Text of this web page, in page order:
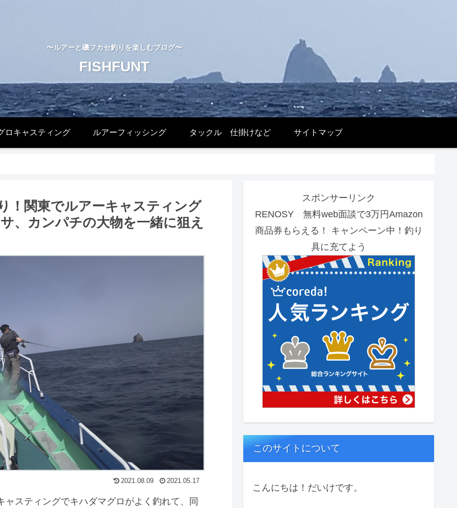
〜ルアーと磯フカセ釣りを楽しむブログ〜
FISHFUNT
ロキャスティング ルアーフィッシング タックル 仕掛けなど サイトマップ
！関東でルアーキャスティング
、カンパチの大物を一緒に狙え
2021.08.09 2021.05.17
スティングでキハダマグロがよく釣れて、同
スポンサーリンク
RENOSY 無料web面談で3万円Amazon
商品券もらえる！ キャンペーン中！釣り
具に充てよう
このサイトについて
こんにちは！だいけです。